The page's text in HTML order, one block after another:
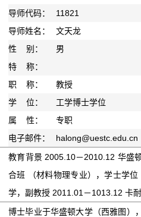
导师代码：
11821
导师姓名：
文天龙
性 别：
男
特 称：
职 称：
教授
学 位：
工学博士学位
属 性：
专职
电子邮件：
halong@uestc.edu.cn
教育背景 2005.10－2010.12 华盛
合班 （材料物理专业），学士学
学，副教授 2011.01－1013.12 卡
博士毕业于华盛顿大学（西雅图）